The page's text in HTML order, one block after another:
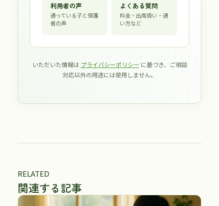
利用者の声
通っている子と保護
者の声
よくある質問
料金・出席扱い・通
い方など
いただいた情報は プライバシーポリシーに基づき、ご相談
対応以外の用途には使用しません。
RELATED
関連する記事